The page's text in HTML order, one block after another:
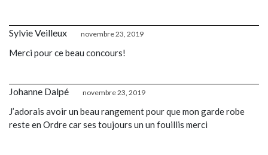
Sylvie Veilleux novembre 23, 2019
Merci pour ce beau concours!
Johanne Dalpé novembre 23, 2019
J’adorais avoir un beau rangement pour que mon garde robe
reste en Ordre car ses toujours un un fouillis merci